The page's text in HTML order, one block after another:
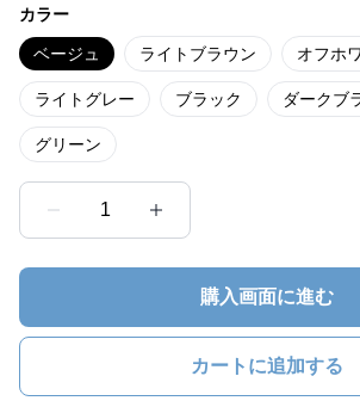
カラー
ベージュ ライトブラウン オフホ
ライトグレー ブラック ダークブ
グリーン
1
購入画面に進む
カートに追加する